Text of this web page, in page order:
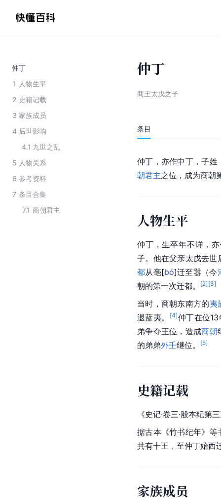
仲丁
1 人物生平
2 史籍记载
3 家族成员
4 后世影响
4.1 九世之乱
5 人物关系
6 参考资料
7 条目合集
7.1 商朝君主
仲丁
商王太戊之子
条目
仲丁，亦作中丁，子
朝君主之位，成为商朝
人物生平
仲丁，生卒年不详，
子。他在父亲太戊去世
都从亳[bó]迁至嚣（今
朝的第一次迁都。
[2] [3]
当时，商朝东南方的夷
退蓝夷。
[4]仲丁在位
弟争夺王位，造成商朝
的弟弟外壬继位。 [5]
史籍记载
《史记·卷三·殷本纪第
据古本《竹书纪年》
共有十王﹐至仲丁始西
家族成员